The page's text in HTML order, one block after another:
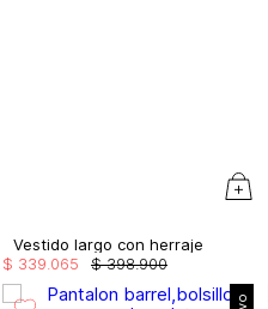
Vestido largo con herraje
$ 398.900
$ 339 065